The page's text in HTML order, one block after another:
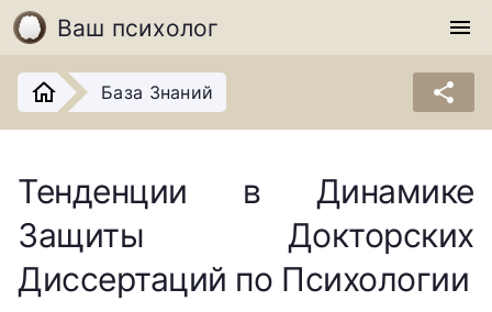
Ваш психолог menu
База Знаний share
Тенденции в Динамике
Защиты Докторских
Диссертаций по Психологии